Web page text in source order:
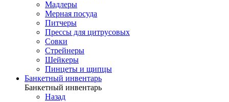
Мадлеры
Мерная посуда
Питчеры
Прессы для цитрусовых
Совки
Стрейнеры
Шейкеры
Пинцеты и щипцы
Банкетный инвентарь
Банкетный инвентарь
Назад